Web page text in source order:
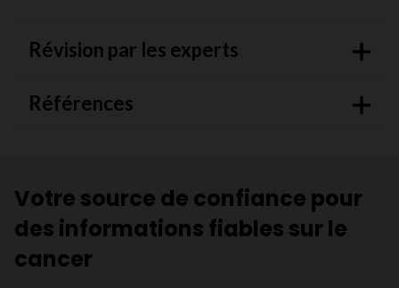
Révision par les experts
Références
Votre source de confiance pour
des informations fiables sur le
cancer